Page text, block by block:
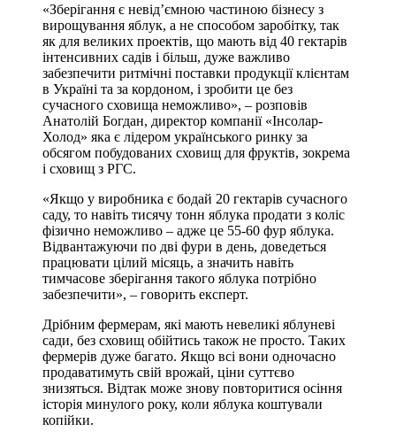
«Зберігання є невід’ємною частиною бізнесу з
вирощування яблук, а не способом заробітку, так
як для великих проектів, що мають від 40 гектарів
інтенсивних садів і більш, дуже важливо
забезпечити ритмічні поставки продукції клієнтам
в Україні та за кордоном, і зробити це без
сучасного сховища неможливо», – розповів
Анатолій Богдан, директор компанії «Інсолар-
Холод» яка є лідером українського ринку за
обсягом побудованих сховищ для фруктів, зокрема
і сховищ з РГС.
«Якщо у виробника є бодай 20 гектарів сучасного
саду, то навіть тисячу тонн яблука продати з коліс
фізично неможливо – адже це 55-60 фур яблука.
Відвантажуючи по дві фури в день, доведеться
працювати цілий місяць, а значить навіть
тимчасове зберігання такого яблука потрібно
забезпечити», – говорить експерт.
Дрібним фермерам, які мають невеликі яблуневі
сади, без сховищ обійтись також не просто. Таких
фермерів дуже багато. Якщо всі вони одночасно
продаватимуть свій врожай, ціни суттєво
знизяться. Відтак може знову повторитися осіння
історія минулого року, коли яблука коштували
копійки.